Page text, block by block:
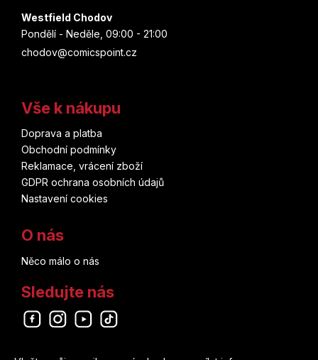
Westfield Chodov
Pondělí - Neděle, 09:00 - 21:00
chodov@comicspoint.cz
Vše k nákupu
Doprava a platba
Obchodní podmínky
Reklamace, vrácení zboží
GDPR ochrana osobních údajů
Nastavení cookies
O nás
Něco málo o nás
Sledujte nás
Odebírat newsletter